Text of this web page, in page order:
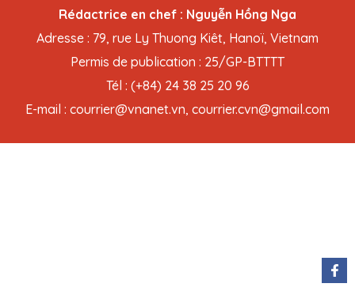
Rédactrice en chef : Nguyễn Hồng Nga
Adresse : 79, rue Ly Thuong Kiêt, Hanoï, Vietnam
Permis de publication : 25/GP-BTTTT
Tél : (+84) 24 38 25 20 96
E-mail : courrier@vnanet.vn, courrier.cvn@gmail.com